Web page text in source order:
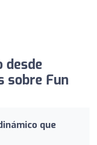
desde
sobre Fun
que